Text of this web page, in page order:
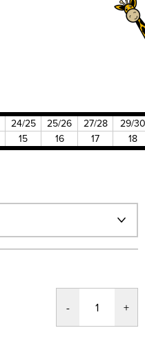
24/25 25/26 27/28
29/30
15 16 17
18